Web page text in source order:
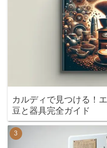
カルディで見つける！
豆と器具完全ガイド